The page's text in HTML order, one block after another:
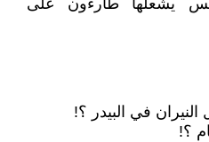
يشعلها طارءون على
في البيدر ؟!
؟!